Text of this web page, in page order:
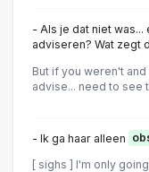
- Als je dat niet was...
adviseren? Wat zegt
But if you weren't
advise... need to see
- Ik ga haar alleen
[ sighs ] I'm only going